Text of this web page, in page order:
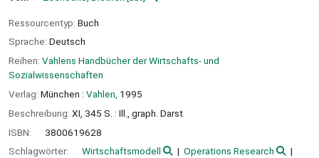
Ressourcentyp: Buch
Sprache: Deutsch
Reihen: Vahlens Handbücher der Wirtschafts- und
Sozialwissenschaften
Verlag: München : Vahlen, 1995
Beschreibung: XI, 345 S. : Ill., graph. Darst
ISBN:
3800619628
Schlagwörter:
Wirtschaftsmodell
Operations Research